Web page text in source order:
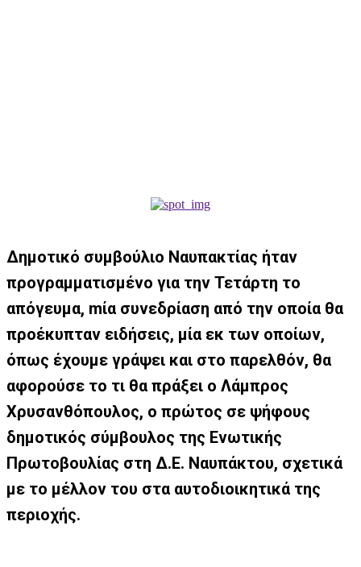
Δημοτικό συμβούλιο Ναυπακτίας ήταν
προγραμματισμένο για την Τετάρτη το
απόγευμα, mία συνεδρίαση από την οποία θα
προέκυπταν ειδήσεις, μία εκ των οποίων,
όπως έχουμε γράψει και στο παρελθόν, θα
αφορούσε το τι θα πράξει ο Λάμπρος
Χρυσανθόπουλος, ο πρώτος σε ψήφους
δημοτικός σύμβουλος της Ενωτικής
Πρωτοβουλίας στη Δ.Ε. Ναυπάκτου, σχετικά
με το μέλλον του στα αυτοδιοικητικά της
περιοχής.